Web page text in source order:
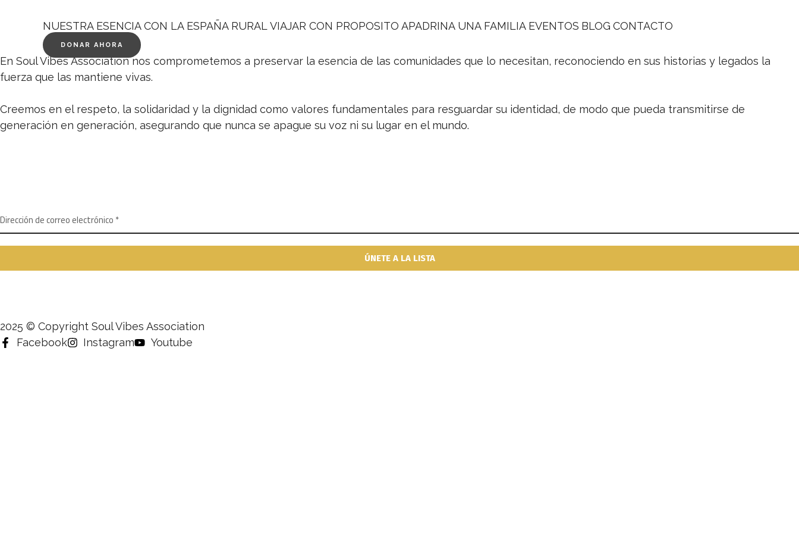
NUESTRA ESENCIACON LA ESPAÑA RURAL VIAJAR CON PROPOSITO APADRINA UNA FAMILIA EVENTOS BLOG CONTACTO
DONAR AHORA
En Soul Vibes Association nos comprometemos a preservar la esencia de las comunidades que lo necesitan, reconociendo en sus historias y legados la
fuerza que las mantiene vivas.
Creemos en el respeto, la solidaridad y la dignidad como valores fundamentales para resguardar su identidad, de modo que pueda transmitirse de
generación en generación, asegurando que nunca se apague su voz ni su lugar en el mundo.
2025 © Copyright Soul Vibes Association
Facebook
Instagram Youtube